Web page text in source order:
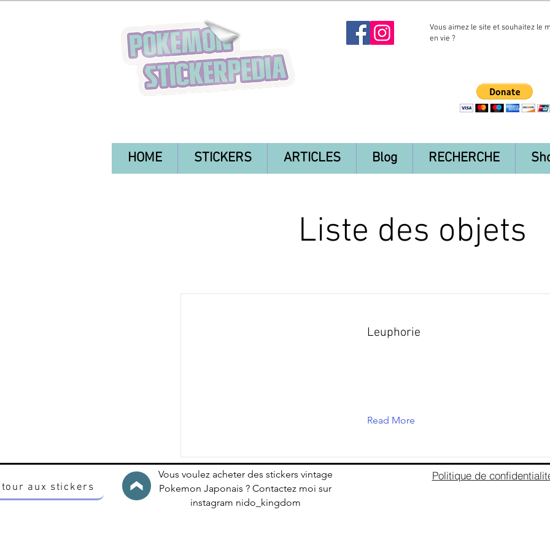
Vous aimez le site et souhaitez le
en vie ?
HOME STICKERS ARTICLES Blog RECHERCHE
Liste des objets
Leuphorie
Read More
aux stickers
Vous voulez acheter des stickers vintage
Pokemon Japonais ? Contactez moi sur
instagram nido_kingdom
Politique de